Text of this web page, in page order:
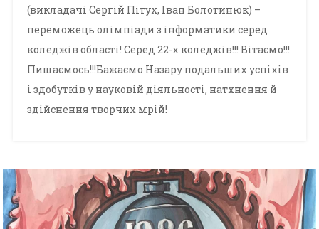
(викладачі Сергій Пітух, Іван Болотинюк) –
переможець олімпіади з інформатики серед
коледжів області! Серед 22-х коледжів!!! Вітаємо!!!
Пишаємось!!!Бажаємо Назару подальших успіхів
і здобутків у науковій діяльності, натхнення й
здійснення творчих мрій!